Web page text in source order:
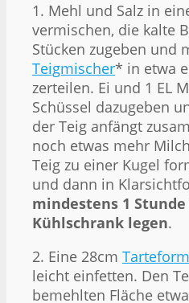
1. Mehl und Salz in
vermischen, die kalte
Stücken zugeben und
Teigmischer* in etwa
zerteilen. Ei und 1 EL
Schüssel dazugeben
der Teig anfängt
noch etwas mehr
Teig zu einer Kugel
und dann in
mindestens 1
Kühlschrank legen.
2. Eine 28cm
leicht einfetten. Den
bemehlten Fläche